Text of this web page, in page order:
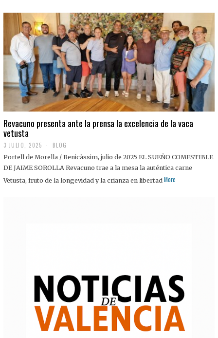
2
5
Revacuno presenta ante la prensa la excelencia de la vaca
vetusta
3 JULIO, 2025
J
U
I
BLOG
Portell de Morella / Benicàssim, julio de 2025 EL SUEÑO COMESTIBLE
DE JAIME SOROLLA Revacuno trae a la mesa la auténtica carne
Vetusta, fruto de la longevidad y la crianza en libertad More